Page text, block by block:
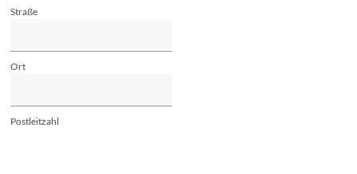
Straße
Ort
Postleitzahl